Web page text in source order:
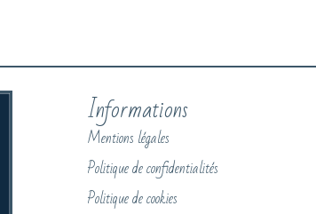
Informations
Mentions légales
Politique de confidentialités
Politique de cookies